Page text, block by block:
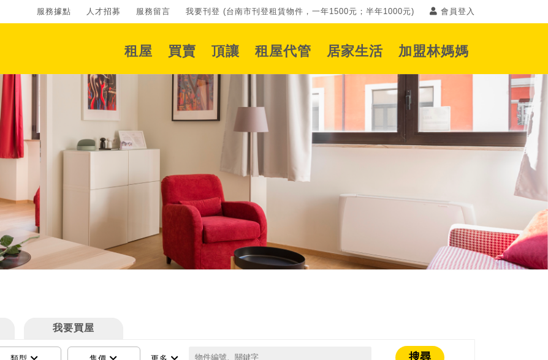
服務據點 人才招募 服務留言 我要刊登 (台南市刊登租賃物件，一年1500元；半年1000元) 會員登入
租屋 買賣 頂讓 租屋代管 居家生活 加盟林媽媽
我要買屋
搜尋